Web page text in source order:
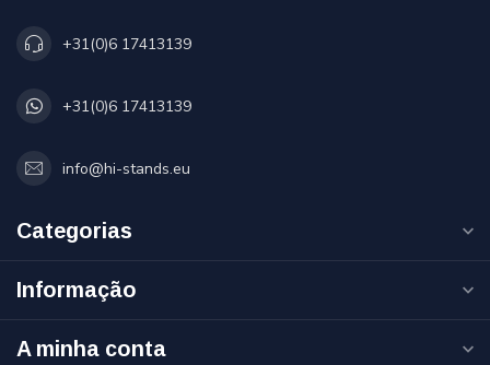
+31(0)6 17413139
+31(0)6 17413139
info@hi-stands.eu
Categorias
Informação
A minha conta